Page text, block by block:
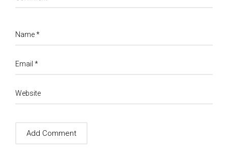
Name*
Email *
Website